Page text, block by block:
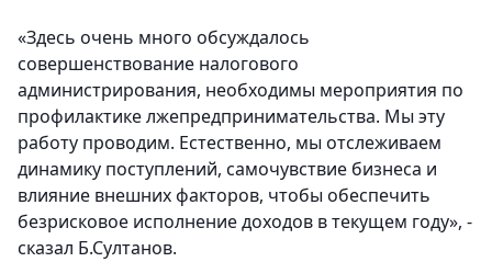
«Здесь очень много обсуждалось
совершенствование налогового
администрирования, необходимы мероприятия по
профилактике лжепредпринимательства. Мы эту
работу проводим. Естественно, мы отслеживаем
динамику поступлений, самочувствие бизнеса и
влияние внешних факторов, чтобы обеспечить
безрисковое исполнение доходов в текущем году», -
сказал Б.Султанов.